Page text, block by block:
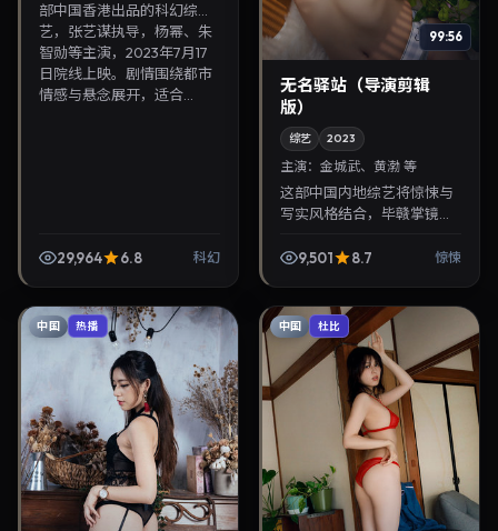
部中国香港出品的科幻综
艺，张艺谋执导，杨幂、朱
智勋等主演，2023年7月17
日院线上映。剧情围绕都市
情感与悬念展开，适合...
29,964 6.8 科幻
99:56
无名驿站（导演剪辑
版）
综艺 2023
主演：金城武、黄渤 等
这部中国内地综艺将惊悚与
写实风格结合，毕赣掌镜，
2023年7月25日与观众见
9,501 8.7 惊悚
中国 热播 中国 杜比